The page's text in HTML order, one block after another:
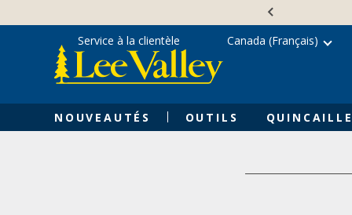
content
NOUVEAUTÉS OUTILS
Service à la clientèle Canada (Français)